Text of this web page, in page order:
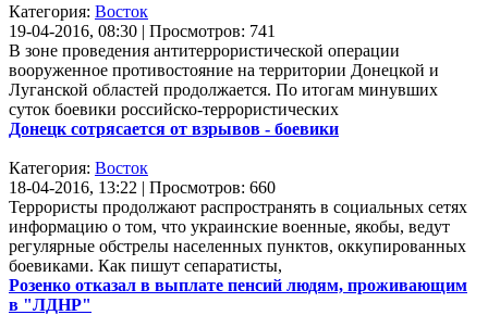
Категория: Восток
19-04-2016, 08:30 | Просмотров: 741
В зоне проведения антитеррористической операции
вооруженное противостояние на территории Донецкой и
Луганской областей продолжается. По итогам минувших
суток боевики российско-террористических
Донецк сотрясается от взрывов - боевики
Категория: Восток
18-04-2016, 13:22 | Просмотров: 660
Террористы продолжают распространять в социальных сетях
информацию о том, что украинские военные, якобы, ведут
регулярные обстрелы населенных пунктов, оккупированных
боевиками. Как пишут сепаратисты,
Розенко отказал в выплате пенсий людям, проживающим
в "ЛДНР"